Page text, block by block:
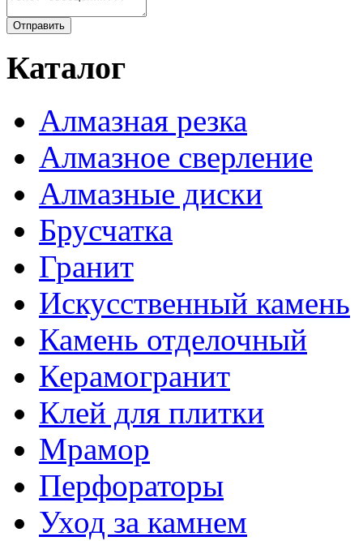
Каталог
Алмазная резка
Алмазное сверление
Алмазные диски
Брусчатка
Гранит
Искусственный камень
Камень отделочный
Керамогранит
Клей для плитки
Мрамор
Перфораторы
Уход за камнем